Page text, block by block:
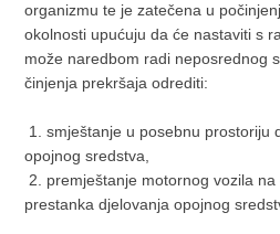
organizmu te je zatečena u
okolnosti upućuju da će nastaviti s
može naredbom radi neposrednog
činjenja prekršaja odrediti:
1. smještanje u posebnu prostoriju
opojnog sredstva,
2. premještanje motornog vozila
prestanka djelovanja opojnog